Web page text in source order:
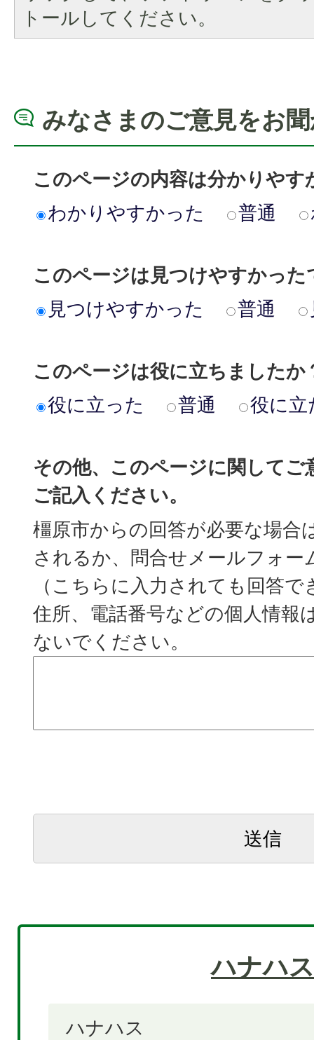
トールしてください。
みなさまのご意見をお
このページの内容は分かりやす
わかりやすかった
普通
このページは見つけやすかった
見つけやすかった
普通
このページは役に立ちましたか
役に立った
普通 役に立
その他、このページに関してご
ご記入ください。
橿原市からの回答が必要な場合
されるか、問合せメールフォー
（こちらに入力されても回答
住所、電話番号などの個人情報
ないでください。
ハナハス
ハナハス